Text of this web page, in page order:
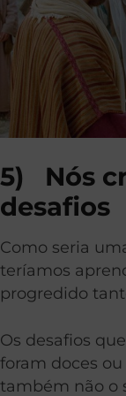
5)
Nós
desafios
Como seria
teríamos
progredido
Os desafios
foram doces
também não o